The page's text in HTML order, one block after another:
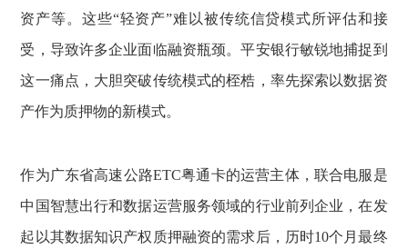
资产等。这些“轻资产”难以被传统信贷模式所评估和接
受，导致许多企业面临融资瓶颈。平安银行敏锐地捕捉到
这一痛点，大胆突破传统模式的桎梏，率先探索以数据资
产作为质押物的新模式。
作为广东省高速公路ETC粤通卡的运营主体，联合电服是
中国智慧出行和数据运营服务领域的行业前列企业，在发
起以其数据知识产权质押融资的需求后，历时10个月最终